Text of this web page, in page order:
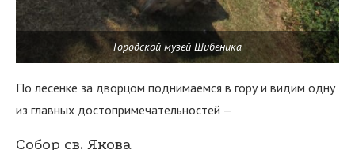
Городской музей Шибеника
По лесенке за дворцом поднимаемся в гору и видим одну
из главных достопримечательностей —
Собор св. Якова